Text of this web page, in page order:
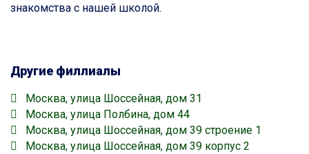
знакомства с нашей школой.
Другие филлиалы
Москва, улица Шоссейная, дом 31
Москва, улица Полбина, дом 44
Москва, улица Шоссейная, дом 39 строение 1
Москва, улица Шоссейная, дом 39 корпус 2